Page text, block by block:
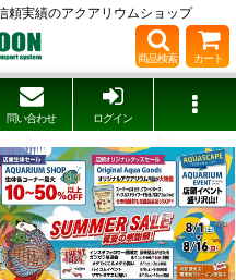
頼実績のアクアリウムショップ
商品検索 カート
問い合わせ ログイン